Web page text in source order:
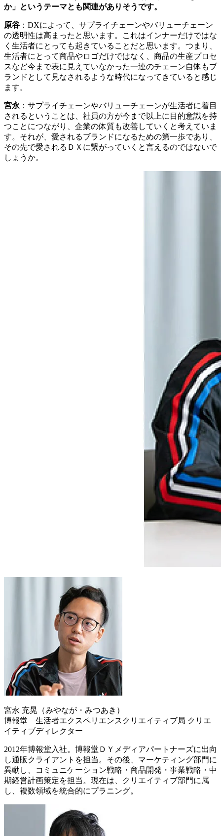
か」というテーマとも関連がありそうです。
原谷 ：DXによって、サプライチェーンやバリューチェーン
の透明性は高まったと思います。これはインナーだけではな
く生活者にとっても起きていることだと思います。つまり、
生活者にとって商品やロゴだけではなく、商品の生産プロセ
スなど今まで表に見えていなかった一連のチェーン自体もブ
ランドとして見なされるような時代になってきていると感じ
ます。
宮永 ：サプライチェーンやバリューチェーンが生活者に着目
されるということは、社員の方が今まで以上に目的意識を持
つことにつながり、企業の体質も改善していくと考えていま
す。それが、愛されるブランドになるための第一歩であり、
その先で愛されるＤＸに繋がっていくと言えるのではないで
しょうか。
宮永 充晃（みやなが・みつあき）
博報堂 生活者エクスペリエンスクリエイティブ局 クリエ
イティブディレクター
2012年博報堂入社。博報堂ＤＹメディアパートナーズに出向
し通販クライアントを担当。その後、マーケティング部門に
異動し、コミュニケーション戦略・商品開発・事業戦略・中
期経営計画策定を担当。現在は、クリエイティブ部門に属
し、複数領域を統合的にプラニング。